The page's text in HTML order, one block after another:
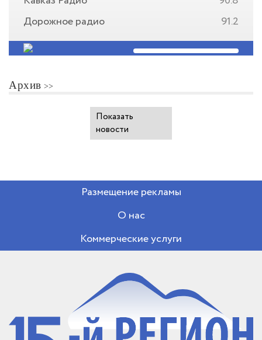
Дорожное радио
91.2
Архив
Показать
новости
Размещение рекламы
О нас
Коммерческие услуги